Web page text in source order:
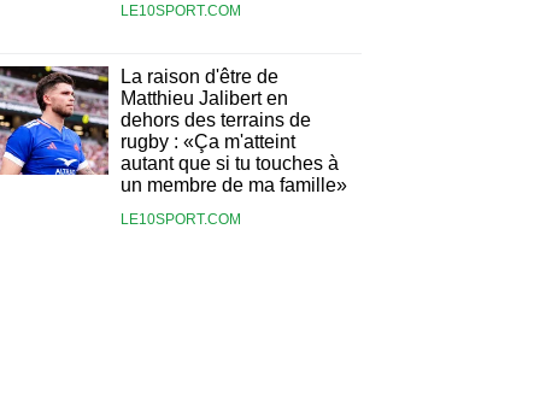
LE10SPORT.COM
La raison d'être de
Matthieu Jalibert en
dehors des terrains de
rugby : «Ça m'atteint
autant que si tu touches à
un membre de ma famille»
LE10SPORT.COM